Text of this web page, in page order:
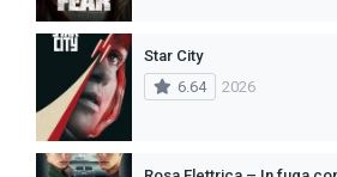
Star City
6.64
2026